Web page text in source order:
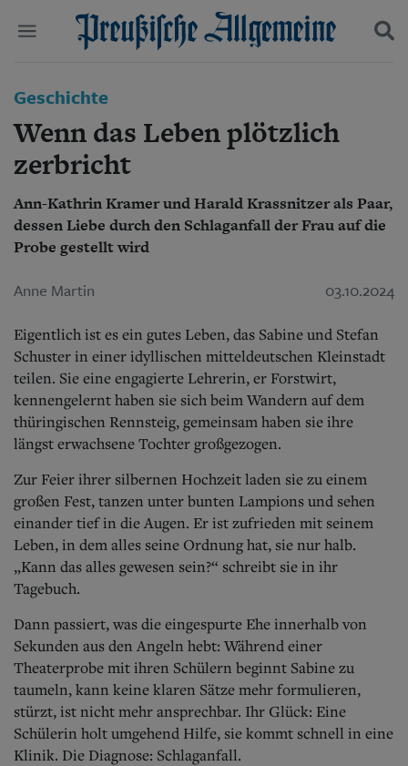
Start
Wer wir sind
Aktuelle Ausgabe
Abonnenten-Login
Abonnent werden
Abo Prämien
Archiv
Mediadaten
Wirtschaft
Panorama
Leben
Geschichte
Ostpreußen
Bücher
Kontakt
Impressum
Suchen und finden
Geschichte
Wenn das Leben plötzlich
zerbricht
Ann-Kathrin Kramer und Harald Krassnitzer als Paar,
dessen Liebe durch den Schlaganfall der Frau auf die
Probe gestellt wird
Anne Martin 03.10.2024
Eigentlich ist es ein gutes Leben, das Sabine und Stefan
Schuster in einer idyllischen mitteldeutschen Kleinstadt
teilen. Sie eine engagierte Lehrerin, er Forstwirt,
kennengelernt haben sie sich beim Wandern auf dem
thüringischen Rennsteig, gemeinsam haben sie ihre
längst erwachsene Tochter großgezogen.
Zur Feier ihrer silbernen Hochzeit laden sie zu einem
großen Fest, tanzen unter bunten Lampions und sehen
einander tief in die Augen. Er ist zufrieden mit seinem
Leben, in dem alles seine Ordnung hat, sie nurhalb.
„Kann das alles gewesen sein?“ schreibt sie in ihr
Tagebuch.
Dann passiert, was die eingespurte Ehe innerhalb von
Sekunden aus den Angeln hebt: Während einer
Theaterprobe mit ihren Schülern beginnt Sabine zu
taumeln, kann keine klaren Sätze mehr formulieren,
stürzt, ist nicht mehr ansprechbar. Ihr Glück: Eine
Schülerin holt umgehend Hilfe, sie kommt schnell in eine
Klinik. Die Diagnose: Schlaganfall.